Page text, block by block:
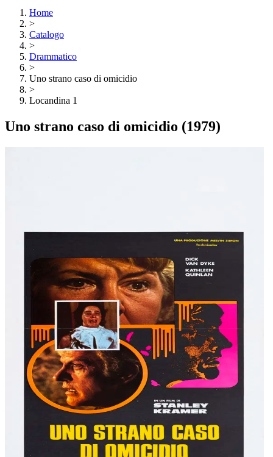
Home
>
Catalogo
>
Drammatico
>
Uno strano caso di omicidio
>
Locandina 1
Uno strano caso di omicidio (1979)